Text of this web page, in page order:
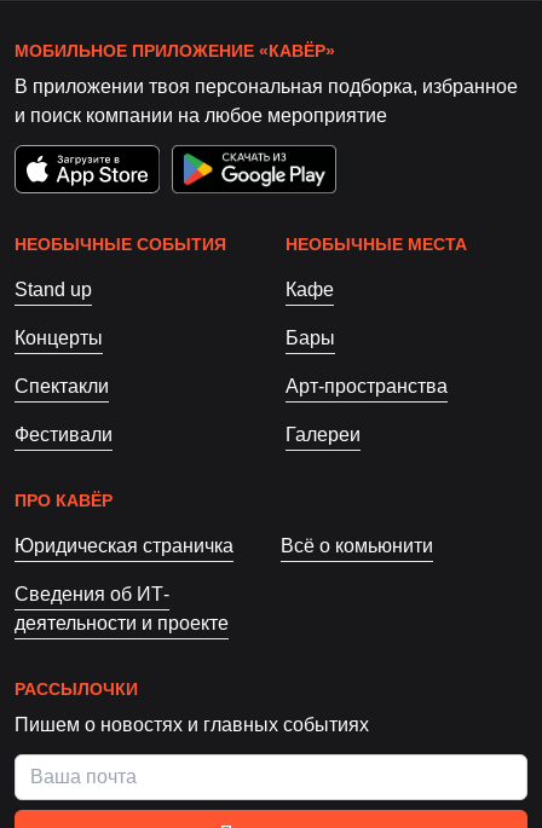
МОБИЛЬНОЕ ПРИЛОЖЕНИЕ «КАВЁР»
В приложении твоя персональная подборка, избранное
и поиск компании на любое мероприятие
НЕОБЫЧНЫЕ СОБЫТИЯ
Stand up
Концерты
Спектакли
Фестивали
НЕОБЫЧНЫЕ МЕСТА
Кафе
Бары
Арт-пространства
Галереи
ПРО КАВЁР
Юридическая страничка Всё о комьюнити
Сведения об ИТ-
деятельности и проекте
РАССЫЛОЧКИ
Пишем о новостях и главных событиях